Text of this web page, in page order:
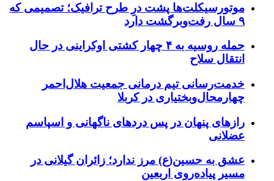
موتورسیکلت‌ها پشت درِ طرح ترافیک؛ تصمیمی که
۹ سال رفت‌وبرگشت دارد
حمله روسیه به ۴ چهار کشتی اوکراینی در حال
انتقال سلاح
خدمت‌رسانی تیم درمانی جمعیت هلال‌احمر
چهارمحال‌وبختیاری در کربلا
رازهای پنهان در پس دردهای ناگهانی و اسپاسم
عضلانی
عشق به حسین(ع) مرز ندارد؛ زائران گیلانی در
مسیر پیاده‌روی اربعین